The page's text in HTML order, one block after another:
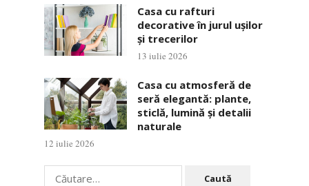
Casa cu rafturi
decorative în jurul ușilor
și trecerilor
13 iulie 2026
Casa cu atmosferă de
seră elegantă: plante,
sticlă, lumină și detalii
naturale
12 iulie 2026
Caută